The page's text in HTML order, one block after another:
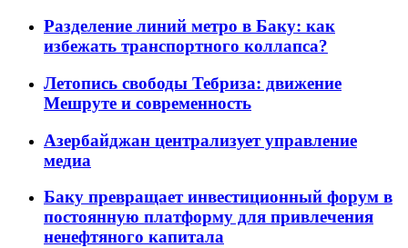
Разделение линий метро в Баку: как
избежать транспортного коллапса?
Летопись свободы Тебриза: движение
Мешруте и современность
Азербайджан централизует управление
медиа
Баку превращает инвестиционный форум в
постоянную платформу для привлечения
ненефтяного капитала